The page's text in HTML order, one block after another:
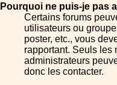
Pourquoi ne puis-je pas
Certains forums
utilisateurs ou
poster, etc., vous
rapportant. Seuls les
administrateurs
donc les contacter.